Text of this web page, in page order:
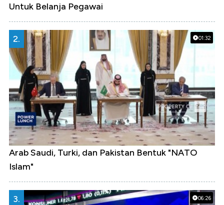
Untuk Belanja Pegawai
01:32
2.
Arab Saudi, Turki, dan Pakistan Bentuk "NATO
Islam"
06:26
3.